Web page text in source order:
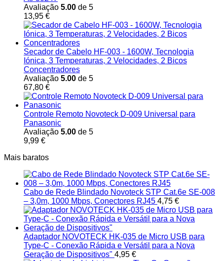
Avaliação 5.00 de 5
13,95 €
Secador de Cabelo HF-003 - 1600W, Tecnologia
Iónica, 3 Temperaturas, 2 Velocidades, 2 Bicos
Concentradores
Avaliação 5.00 de 5
67,80 €
Controle Remoto Novoteck D-009 Universal para
Panasonic
Avaliação 5.00 de 5
9,99 €
Mais baratos
Cabo de Rede Blindado Novoteck STP Cat.6e SE-008
– 3,0m, 1000 Mbps, Conectores RJ45 4,75 €
Adaptador NOVOTECK HK-035 de Micro USB para
Type-C - Conexão Rápida e Versátil para a Nova
Geração de Dispositivos" 4,95 €